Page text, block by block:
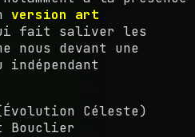
version art
fait saliver les
nous devant une
indépendant
Céleste)
Bouclier